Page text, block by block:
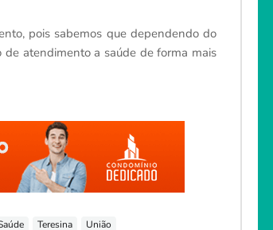
pois sabemos que dependendo do
atendimento a saúde de forma mais
Teresina União